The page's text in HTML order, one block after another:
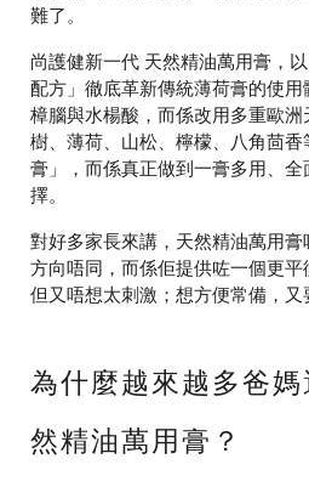
難了。
尚護健新一代 天然精油萬用膏，
配方」徹底革新傳統薄荷膏的使
樟腦與水楊酸，而係改用多重歐
樹、薄荷、山松、檸檬、八角茴
膏」，而係真正做到一膏多用、
擇。
對好多家長來講，天然精油萬用
方向唔同，而係佢提供咗一個更平
但又唔想太刺激；想方便常備，又
為什麼越來越多爸媽
然精油萬用膏 ？